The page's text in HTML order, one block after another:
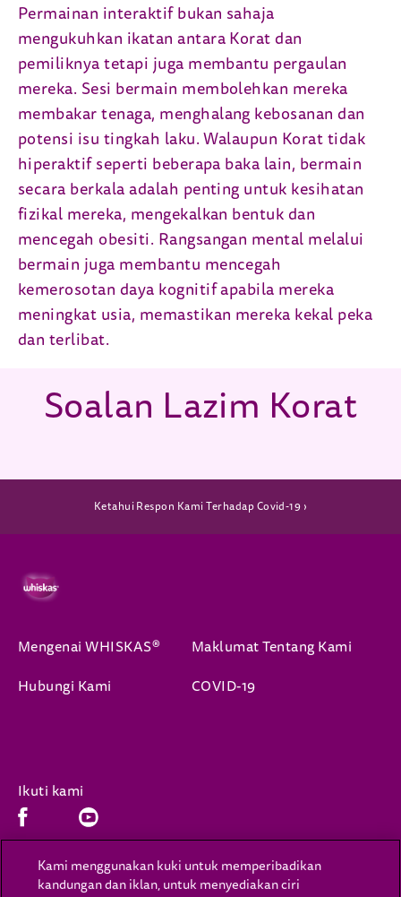
Permainan interaktif bukan sahaja
mengukuhkan ikatan antara Korat dan
pemiliknya tetapi juga membantu pergaulan
mereka. Sesi bermain membolehkan mereka
membakar tenaga, menghalang kebosanan dan
potensi isu tingkah laku. Walaupun Korat tidak
hiperaktif seperti beberapa baka lain, bermain
secara berkala adalah penting untuk kesihatan
fizikal mereka, mengekalkan bentuk dan
mencegah obesiti. Rangsangan mental melalui
bermain juga membantu mencegah
kemerosotan daya kognitif apabila mereka
meningkat usia, memastikan mereka kekal peka
dan terlibat.
Soalan Lazim Korat
Ketahui Respon Kami Terhadap Covid-19 ›
Mengenai WHISKAS®
Maklumat Tentang Kami
Hubungi Kami
COVID-19
Ikuti kami
Facebook (opens in new window)
Youtube (opens in new window)
Kami menggunakan kuki untuk memperibadikan
kandungan dan iklan, untuk menyediakan ciri